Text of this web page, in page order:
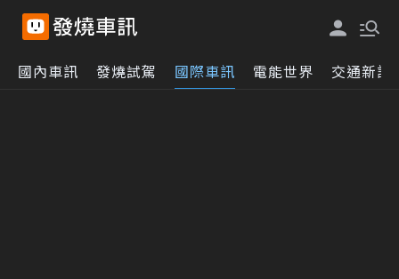
國內車訊 發燒試駕 國際車訊 電能世界 交通新訊